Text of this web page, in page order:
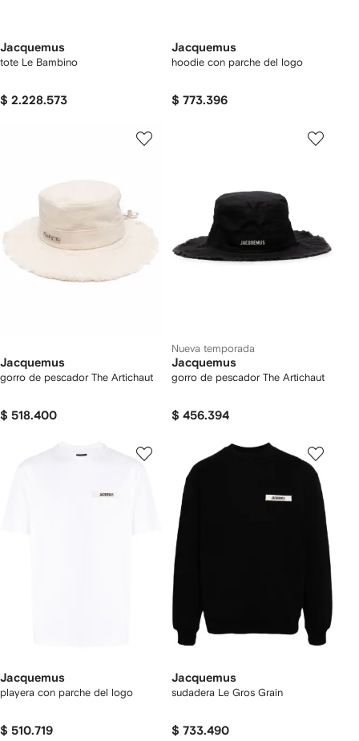
Jacquemus
tote Le Bambino
$ 2.228.573
Jacquemus
hoodie con parche del logo
$ 773.396
Jacquemus
gorro de pescador The Artichaut
$ 518.400
Nueva temporada
Jacquemus
gorro de pescador The Artichaut
$ 456.394
Jacquemus
playera con parche del logo
$ 510.719
Jacquemus
sudadera Le Gros Grain
$ 733.490